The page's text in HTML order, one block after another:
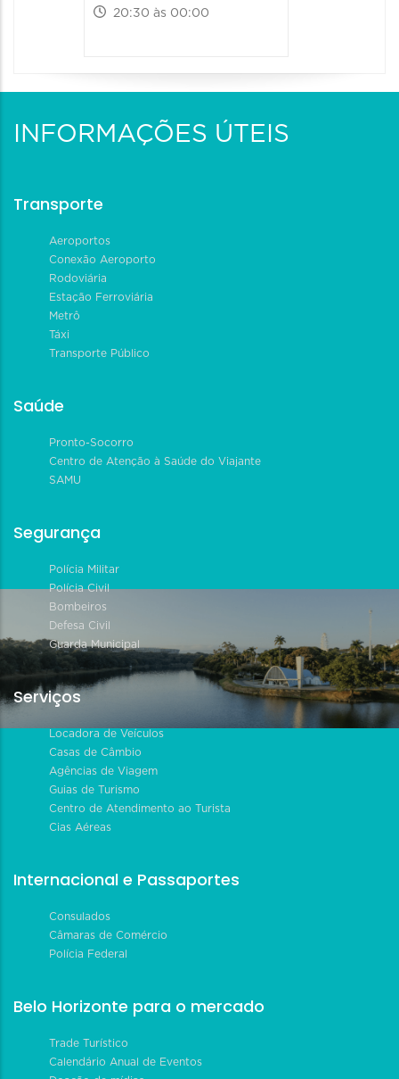
20:30 às 00:00
INFORMAÇÕES ÚTEIS
Transporte
Aeroportos
Conexão Aeroporto
Rodoviária
Estação Ferroviária
Metrô
Táxi
Transporte Público
Saúde
Pronto-Socorro
Centro de Atenção à Saúde do Viajante
SAMU
Segurança
Polícia Militar
Polícia Civil
Bombeiros
Defesa Civil
Guarda Municipal
Serviços
Locadora de Veículos
Casas de Câmbio
Agências de Viagem
Guias de Turismo
Centro de Atendimento ao Turista
Cias Aéreas
Internacional e Passaportes
Consulados
Câmaras de Comércio
Polícia Federal
Belo Horizonte para o mercado
Trade Turístico
Calendário Anual de Eventos